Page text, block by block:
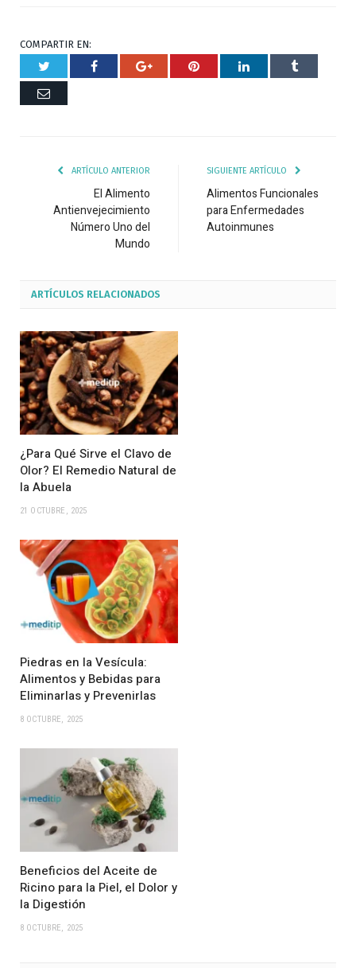
COMPARTIR EN:
Twitter Facebook Google+ Pinterest RespuestaTumblr
Correo
ARTÍCULO ANTERIOR
El Alimento
Antienvejecimiento
Número Uno del
Mundo
SIGUIENTE ARTÍCULO
Alimentos Funcionales
para Enfermedades
Autoinmunes
ARTÍCULOS RELACIONADOS
¿Para Qué Sirve el Clavo de
Olor? El Remedio Natural de
la Abuela
21 OCTUBRE, 2025
Piedras en la Vesícula:
Alimentos y Bebidas para
Eliminarlas y Prevenirlas
8 OCTUBRE, 2025
Beneficios del Aceite de
Ricino para la Piel, el Dolor y
la Digestión
8 OCTUBRE, 2025